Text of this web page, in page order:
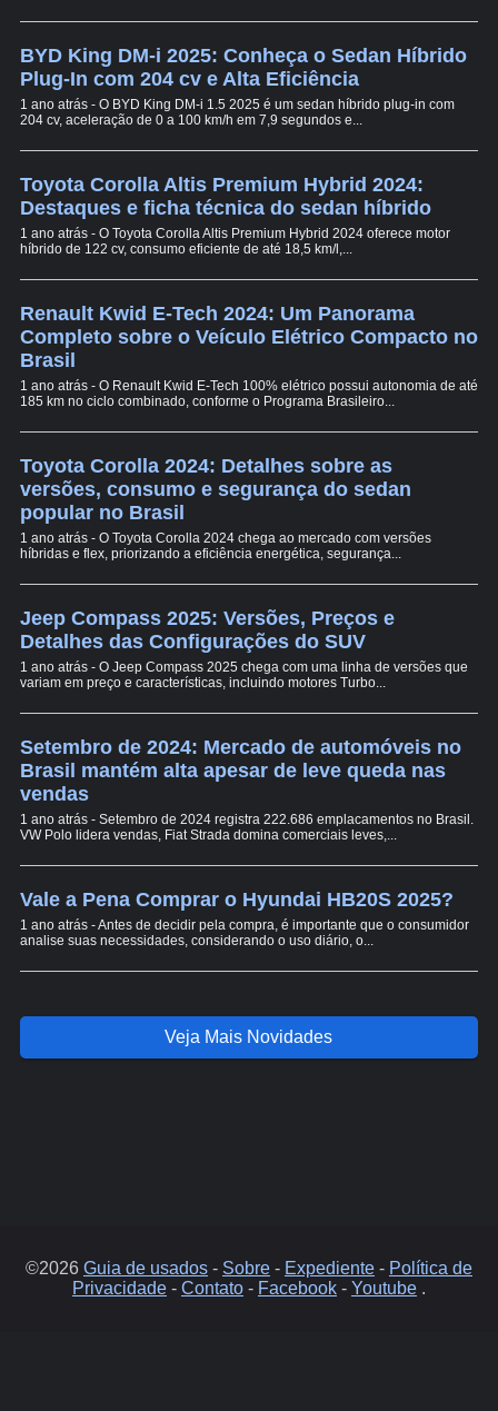
BYD King DM-i 2025: Conheça o Sedan Híbrido
Plug-In com 204 cv e Alta Eficiência
1 ano atrás - O BYD King DM-i 1.5 2025 é um sedan híbrido plug-in com
204 cv, aceleração de 0 a 100 km/h em 7,9 segundos e...
Toyota Corolla Altis Premium Hybrid 2024:
Destaques e ficha técnica do sedan híbrido
1 ano atrás - O Toyota Corolla Altis Premium Hybrid 2024 oferece motor
híbrido de 122 cv, consumo eficiente de até 18,5 km/l,...
Renault Kwid E-Tech 2024: Um Panorama
Completo sobre o Veículo Elétrico Compacto no
Brasil
1 ano atrás - O Renault Kwid E-Tech 100% elétrico possui autonomia de até
185 km no ciclo combinado, conforme o Programa Brasileiro...
Toyota Corolla 2024: Detalhes sobre as
versões, consumo e segurança do sedan
popular no Brasil
1 ano atrás - O Toyota Corolla 2024 chega ao mercado com versões
híbridas e flex, priorizando a eficiência energética, segurança...
Jeep Compass 2025: Versões, Preços e
Detalhes das Configurações do SUV
1 ano atrás - O Jeep Compass 2025 chega com uma linha de versões que
variam em preço e características, incluindo motores Turbo...
Setembro de 2024: Mercado de automóveis no
Brasil mantém alta apesar de leve queda nas
vendas
1 ano atrás - Setembro de 2024 registra 222.686 emplacamentos no Brasil.
VW Polo lidera vendas, Fiat Strada domina comerciais leves,...
Vale a Pena Comprar o Hyundai HB20S 2025?
1 ano atrás - Antes de decidir pela compra, é importante que o consumidor
analise suas necessidades, considerando o uso diário, o...
Veja Mais Novidades
©2026 Guia de usados - Sobre - Expediente - Política de
Privacidade - Contato - Facebook - Youtube .